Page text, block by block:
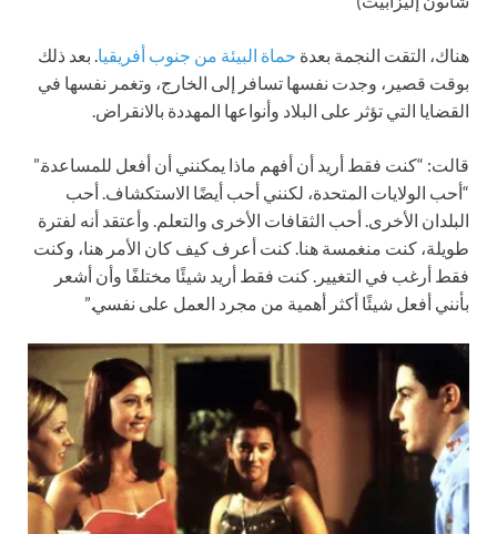
هناك، التقت النجمة بعدة حماة البيئة من جنوب أفريقيا . بعد ذلك
بوقت قصير، وجدت نفسها تسافر إلى الخارج، وتغمر نفسها في
القضايا التي تؤثر على البلاد وأنواعها المهددة بالانقراض.
قالت: “كنت فقط أريد أن أفهم ماذا يمكنني أن أفعل للمساعدة.”
“أحب الولايات المتحدة، لكنني أحب أيضًا الاستكشاف. أحب
البلدان الأخرى. أحب الثقافات الأخرى والتعلم. وأعتقد أنه لفترة
طويلة، كنت منغمسة هنا. كنت أعرف كيف كان الأمر هنا، وكنت
فقط أرغب في التغيير. كنت فقط أريد شيئًا مختلفًا وأن أشعر
بأنني أفعل شيئًا أكثر أهمية من مجرد العمل على نفسي.”